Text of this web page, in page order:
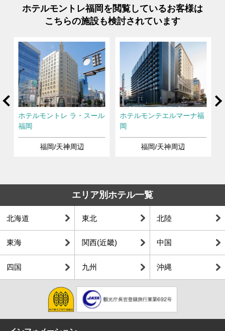
ホテルモントレ福岡を閲覧しているお客様は
こちらの施設も検討されています
ホテルモントレ ラ・スール
福岡
福岡/天神周辺
ホテルモンテエルマーナ福
岡
福岡/天神周辺
エリア別ホテル一覧
北海道 東北 北陸
東海 関西(近畿) 中国
四国 九州 沖縄